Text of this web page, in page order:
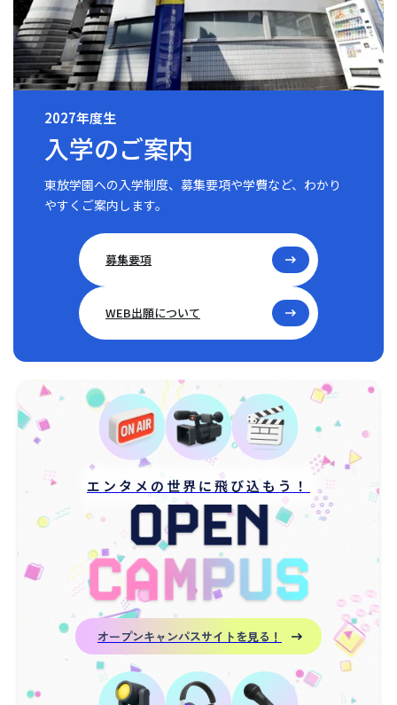
2027年度生
入学のご案内
東放学園への入学制度、募集要項や学費など、わかり
やすくご案内します。
募集要項
WEB出願について
エンタメの世界に飛び込もう！
オープンキャンパスサイトを見る！